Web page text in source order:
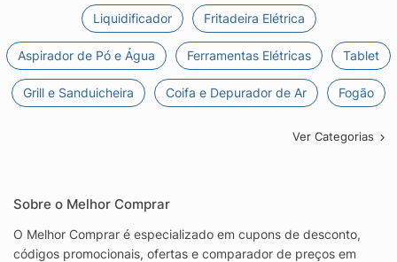
Liquidificador Fritadeira Elétrica
Aspirador de Pó e Água Ferramentas Elétricas Tablet
Grill e Sanduicheira Coifa e Depurador de Ar Fogão
Ver Categorias
Sobre o Melhor Comprar
O Melhor Comprar é especializado em cupons de desconto,
códigos promocionais, ofertas e comparador de preços em